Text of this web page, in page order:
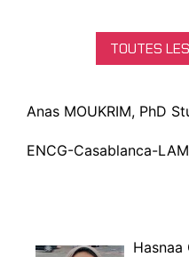
TOUTES
Anas MOUKRIM, PhD
ENCG-Casablanca-
Hasnaa